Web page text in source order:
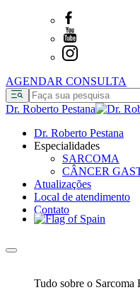
AGENDAR CONSULTA
Dr. Roberto Pestana
Dr. Roberto Pestana
Especialidades
SARCOMA
CÂNCER
Atualizações
Local de atendimento
Contato
Tudo sobre o Sarcoma